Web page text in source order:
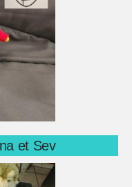
et Sev